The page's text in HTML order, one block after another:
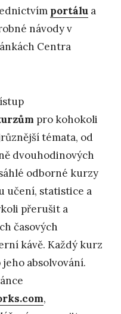
portálu a
návody v
Centra
pro kohokoli
témata, od
dvouhodinových
odborné kurzy
učení, statistice a
přerušit a
časových
kávě. Každý kurz
absolvování.
,